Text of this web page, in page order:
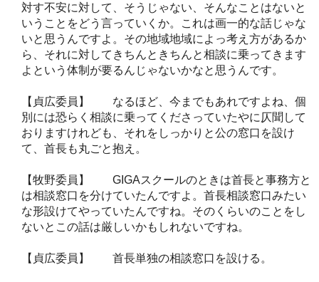
対す不安に対して、そうじゃない、そんなことはないと
いうことをどう言っていくか。これは画一的な話じゃな
いと思うんですよ。その地域地域によっ考え方があるか
ら、それに対してきちんときちんと相談に乗ってきます
よという体制が要るんじゃないかなと思うんです。
【貞広委員】 なるほど、今までもあれですよね、個
別には恐らく相談に乗ってくださっていたやに仄聞して
おりますけれども、それをしっかりと公の窓口を設け
て、首長も丸ごと抱え。
【牧野委員】 GIGAスクールのときは首長と事務方と
は相談窓口を分けていたんですよ。首長相談窓口みたい
な形設けてやっていたんですね。そのくらいのことをし
ないとこの話は厳しいかもしれないですね。
【貞広委員】 首長単独の相談窓口を設ける。